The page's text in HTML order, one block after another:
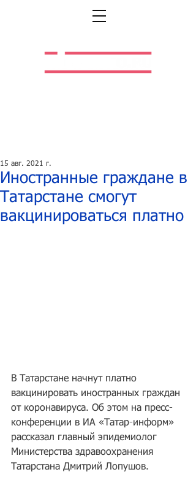
Иностранные граждане в
Татарстане смогут
вакцинироваться платно
15 авг. 2021 г.
В Татарстане начнут платно
вакцинировать иностранных граждан
от коронавируса. Об этом на пресс-
конференции в ИА «Татар-информ»
рассказал главный эпидемиолог
Министерства здравоохранения
Татарстана Дмитрий Лопушов.